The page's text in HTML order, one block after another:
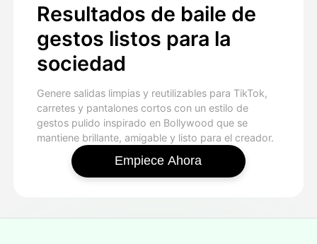
Resultados de baile de
gestos listos para la
sociedad
Genere salidas limpias y reutilizables para TikTok,
carretes y pantalones cortos con un estilo de
gestos pulido inspirado en Bollywood que se
mantiene brillante, amigable y listo para el creador.
Empiece Ahora